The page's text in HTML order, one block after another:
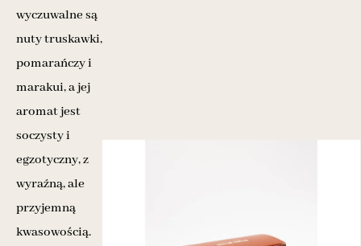
wyczuwalne są
nuty truskawki,
pomarańczy i
marakui, a jej
aromat jest
soczysty i
egzotyczny, z
wyraźną, ale
przyjemną
kwasowością.